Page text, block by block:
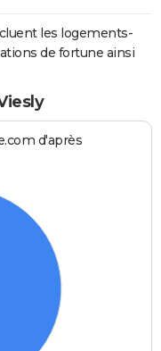
les logements-
de fortune ainsi
d'après